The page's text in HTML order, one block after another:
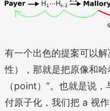
有一个出色的提案可以
性），那就是把原像和
（point）”。也就是说
付原子化，我们把 a 视